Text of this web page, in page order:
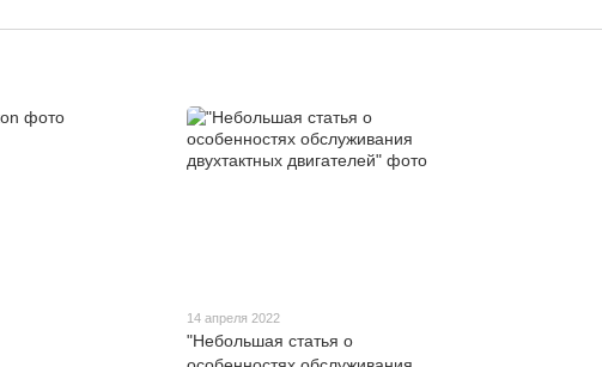
14 апреля 2022
"Небольшая статья о